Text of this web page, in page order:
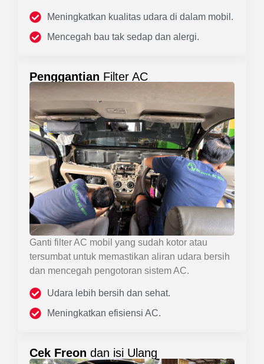
Meningkatkan kualitas udara di dalam mobil.
Mencegah bau tak sedap dan alergi.
Penggantian Filter AC
Ganti filter AC mobil yang sudah kotor atau
tersumbat untuk memastikan aliran udara bersih
dan mencegah pengotoran sistem AC.
Udara lebih bersih dan sehat.
Meningkatkan efisiensi AC.
Cek Freon dan isi Ulang